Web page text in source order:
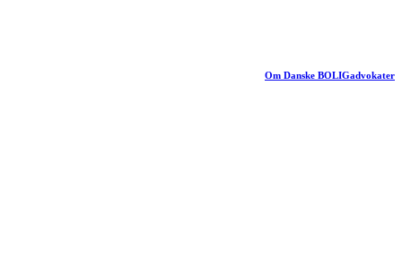
Om Danske BOLIGadvokater